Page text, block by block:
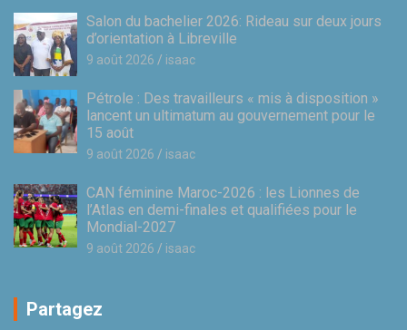
Salon du bachelier 2026: Rideau sur deux jours
d’orientation à Libreville
9 août 2026 isaac
Pétrole : Des travailleurs « mis à disposition »
lancent un ultimatum au gouvernement pour le
15 août
9 août 2026 isaac
CAN féminine Maroc-2026 : les Lionnes de
l’Atlas en demi-finales et qualifiées pour le
Mondial-2027
9 août 2026 isaac
Partagez